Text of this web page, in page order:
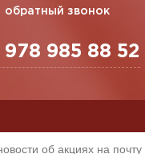
обратный звонок
978 985 88 52